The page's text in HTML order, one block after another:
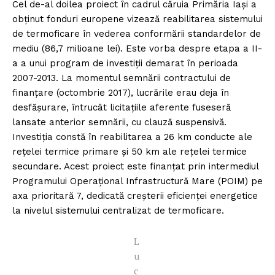
Cel de-al doilea proiect în cadrul căruia Primăria Iași a
obținut fonduri europene vizează reabilitarea sistemului
de termoficare în vederea conformării standardelor de
mediu (86,7 milioane lei). Este vorba despre etapa a II-
a a unui program de investiții demarat în perioada
2007-2013. La momentul semnării contractului de
finanțare (octombrie 2017), lucrările erau deja în
desfășurare, întrucât licitațiile aferente fuseseră
lansate anterior semnării, cu clauză suspensivă.
Investiția constă în reabilitarea a 26 km conducte ale
rețelei termice primare și 50 km ale rețelei termice
secundare. Acest proiect este finanțat prin intermediul
Programului Operațional Infrastructură Mare (POIM) pe
axa prioritară 7, dedicată creșterii eficienței energetice
la nivelul sistemului centralizat de termoficare.
L
u
c